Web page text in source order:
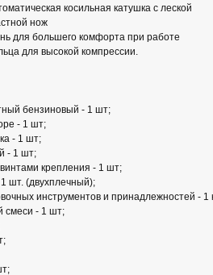
косильная катушка с леской
нож
для большего комфорта при работе
для высокой компрессии.
бензиновый - 1 шт;
- 1 шт;
- 1 шт;
- 1 шт;
крепления - 1 шт;
шт. (двухплечный);
инструментов и принадлежностей - 1
смеси - 1 шт;